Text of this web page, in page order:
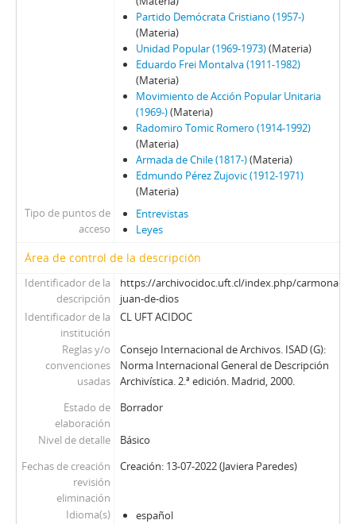
Partido Demócrata Cristiano (1957-)
(Materia)
Unidad Popular (1969-1973)(Materia)
Eduardo Frei Montalva (1911-1982)
(Materia)
Movimiento de Acción Popular Unitaria
(1969-)(Materia)
Radomiro Tomic Romero (1914-1992)
(Materia)
Armada de Chile (1817-)(Materia)
Edmundo Pérez Zujovic (1912-1971)
(Materia)
Tipo de puntos de
acceso
Entrevistas
Leyes
Área de control de la descripción
Identificador de la
descripción
https://archivocidoc.uft.cl/index.php/carmona-
juan-de-dios
Identificador de la
institución
CL UFT ACIDOC
Reglas y/o
convenciones
usadas
Consejo Internacional de Archivos. ISAD (G):
Norma Internacional General de Descripción
Archivística. 2.ª edición. Madrid, 2000.
Estado de
elaboración
Borrador
Nivel de detalle
Básico
Fechas de creación
revisión
eliminación
Creación: 13-07-2022 (Javiera Paredes)
Idioma(s) español